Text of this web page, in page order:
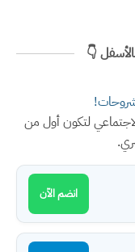
👇
لتكون أول من
انضم الآن